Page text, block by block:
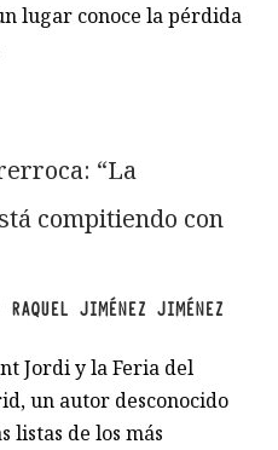
lugar conoce la pérdida
“La
compitiendo con
RAQUEL JIMÉNEZ JIMÉNEZ
Jordi y la Feria del
un autor desconocido
listas de los más